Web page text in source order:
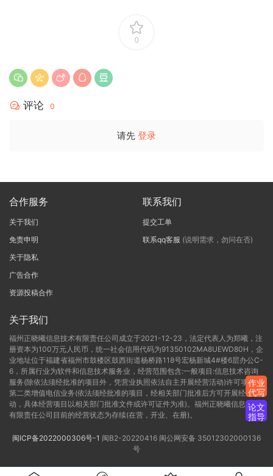
0
评论 0
请先 登录
合作服务
关于我们
免责申明
关于隐私
广告合作
资源投稿合作
联系我们
提交工单
联系qq客服 (说明需求，勿问在否)
关于我们
福州正晓曦信息技术有限责任公司成立于2021-12-23，法定代表人为郑曦，注
册资本为100万元人民币，统一社会信用代码为91350102MA8UEWD80H，企
业地址位于福建省福州市鼓楼区鼓西街道杨桥路118号宏杨新城4#楼6层办公C-
6，所属行业为软件和信息技术服务业，经营范围包含:一般项目:信息技术咨询
服务(除依法须经批准的项目外，凭营业执照依法自主开展经营活动)许可项目:
第二类增值电信业务(依法须经批准的项目，经相关部门批准后方可开展经营活
动，具体经营项目以相关部门批准文件或许可证件为准)。福州正晓曦信息技术
有限责任公司目前的经营状态为存续(在营，开业、在册)。
闽ICP备2022000306号-1 闽B2-20220416 闽公网安备 35012302000136
号
作业
代写
论文
指导